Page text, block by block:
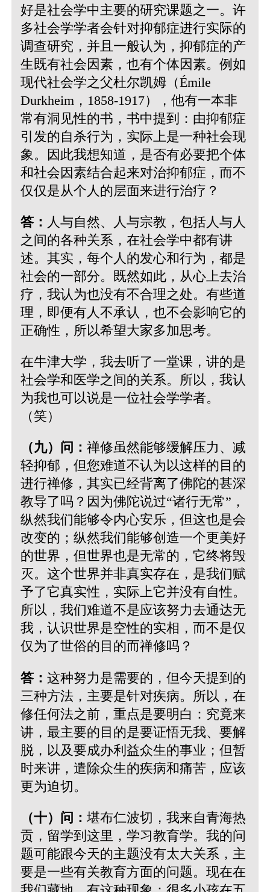
好是社会学中主要的研究课题之一。许
多社会学学者会针对抑郁症进行实际的
调查研究，并且一般认为，抑郁症的产
生既有社会因素，也有个体因素。例如
现代社会学之父杜尔凯姆（Émile
Durkheim，1858-1917），他有一本非
常有洞见性的书，书中提到：由抑郁症
引发的自杀行为，实际上是一种社会现
象。因此我想知道，是否有必要把个体
和社会因素结合起来对治抑郁症，而不
仅仅是从个人的层面来进行治疗？
答： 人与自然、人与宗教，包括人与人
之间的各种关系，在社会学中都有讲
述。其实，每个人的发心和行为，都是
社会的一部分。既然如此，从心上去治
疗，我认为也没有不合理之处。有些道
理，即便有人不承认，也不会影响它的
正确性，所以希望大家多加思考。
在牛津大学，我去听了一堂课，讲的是
社会学和医学之间的关系。所以，我认
为我也可以说是一位社会学学者。
（笑）
（九）问： 禅修虽然能够缓解压力、减
轻抑郁，但您难道不认为以这样的目的
进行禅修，其实已经背离了佛陀的甚深
教导了吗？因为佛陀说过“诸行无常”，
纵然我们能够令内心安乐，但这也是会
改变的；纵然我们能够创造一个更美好
的世界，但世界也是无常的，它终将毁
灭。这个世界并非真实存在，是我们赋
予了它真实性，实际上它并没有自性。
所以，我们难道不是应该努力去通达无
我，认识世界是空性的实相，而不是仅
仅为了世俗的目的而禅修吗？
答： 这种努力是需要的，但今天提到的
三种方法，主要是针对疾病。所以，在
修任何法之前，重点是要明白：究竟来
讲，最主要的目的是要证悟无我、要解
脱，以及要成办利益众生的事业；但暂
时来讲，遣除众生的疾病和痛苦，应该
更为迫切。
（十）问： 堪布仁波切，我来自青海热
贡，留学到这里，学习教育学。我的问
题可能跟今天的主题没有太大关系，主
要是一些有关教育方面的问题。现在在